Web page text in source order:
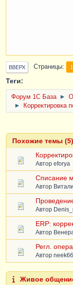
ВВЕРХ Страницы 1
Теги:
Форум 1C База ►
►
Корректировка
Похожие темы (5)
Автор eforya
Списание
Автор
Автор
ERP:
Автор
Регл.
Автор
Живое